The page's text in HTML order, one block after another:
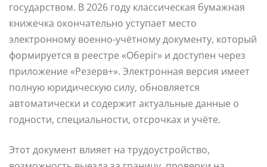
государством. В 2026 году классическая бумажная
книжечка окончательно уступает место
электронному военно-учётному документу, который
формируется в реестре «Оберіг» и доступен через
приложение «Резерв+». Электронная версия имеет
полную юридическую силу, обновляется
автоматически и содержит актуальные данные о
годности, специальности, отсрочках и учёте.
Этот документ влияет на трудоустройство,